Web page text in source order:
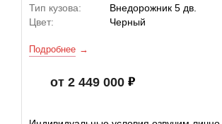
Тип кузова:
Внедорожник 5 дв.
Цвет:
Черный
Подробнее
от 2 449 000